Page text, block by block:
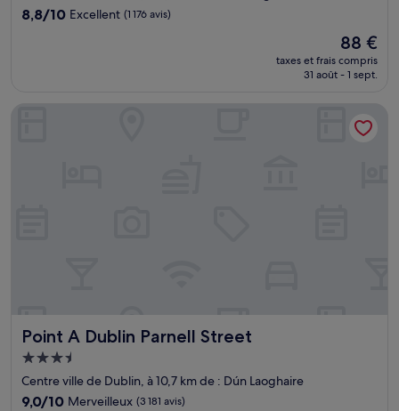
8.8
8,8/10 Excellent (1 176 avis)
Le
nouveau
prix
88 €
88 €
taxes et frais compris
31 août - 1 sept.
Point A Dublin Parnell Street
Point A Dublin Parnell Street
Hébergement
3.5 étoiles
Centre ville de Dublin, à 10,7 km de : Dún Laoghaire
9.0
9,0/10 Merveilleux (3 181 avis)
Point A Dublin Parnell Street